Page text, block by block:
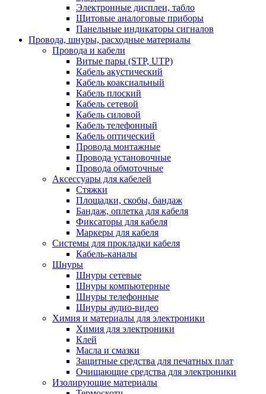
Электронные дисплеи, табло
Щитовые аналоговые приборы
Панельные индикаторы сигналов
Провода, шнуры, расходные материалы
Провода и кабели
Витые пары (STP, UTP)
Кабель акустический
Кабель коаксиальный
Кабель плоский
Кабель сетевой
Кабель силовой
Кабель телефонный
Кабель оптический
Провода монтажные
Провода установочные
Провода обмоточные
Аксессуары для кабелей
Стяжки
Площадки, скобы, бандаж
Бандаж, оплетка для кабеля
Фиксаторы для кабеля
Маркеры для кабеля
Системы для прокладки кабеля
Кабель-каналы
Шнуры
Шнуры сетевые
Шнуры компьютерные
Шнуры телефонные
Шнуры аудио-видео
Химия и материалы для электроники
Химия для электроники
Клей
Масла и смазки
Защитные средства для печатных плат
Очищающие средства для электроники
Изолирующие материалы